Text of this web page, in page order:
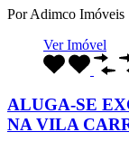
PorAdimco Imóveis
Ver Imóvel
ALUGA-SE
NA VILA